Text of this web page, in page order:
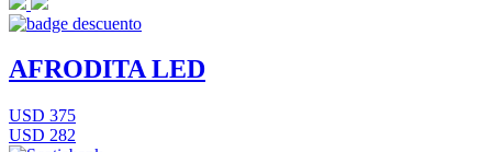
AFRODITA LED
USD 375
USD 282